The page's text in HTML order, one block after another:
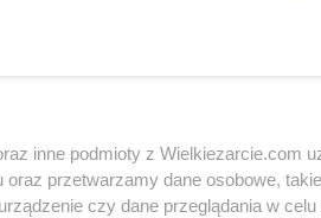
inne podmioty z Wielkiezarcie.com
przetwarzamy dane osobowe,
czy dane przeglądania w